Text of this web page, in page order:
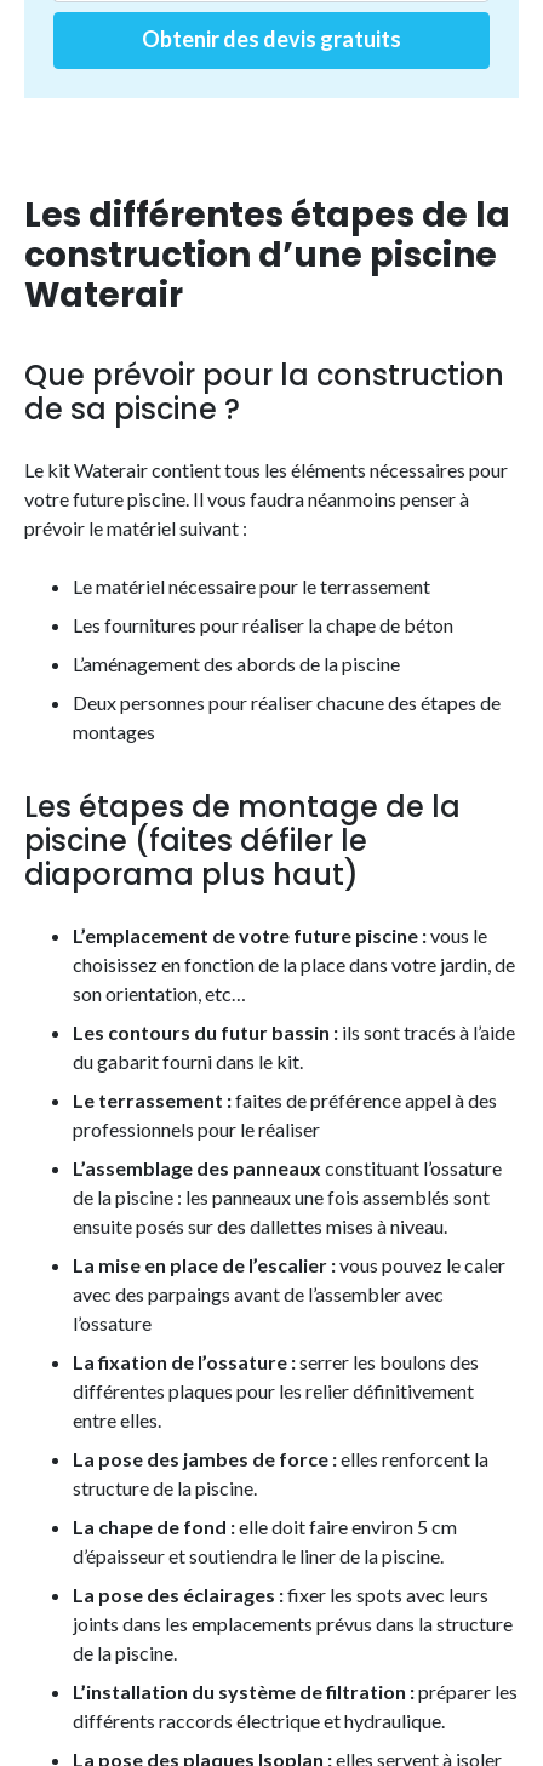
Obtenir des devis gratuits
Les différentes étapes de la
construction d’une piscine
Waterair
Que prévoir pour la construction
de sa piscine ?
Le kit Waterair contient tous les éléments nécessaires pour
votre future piscine. Il vous faudra néanmoins penser à
prévoir le matériel suivant :
Le matériel nécessaire pour le terrassement
Les fournitures pour réaliser la chape de béton
L’aménagement des abords de la piscine
Deux personnes pour réaliser chacune des étapes de
montages
Les étapes de montage de la
piscine (faites défiler le
diaporama plus haut)
L’emplacement de votre future piscine :vous le
choisissez en fonction de la place dans votre jardin, de
son orientation, etc…
Les contours du futur bassin : ils sont tracés à l’aide
du gabarit fourni dans le kit.
Le terrassement :faites de préférence appel à des
professionnels pour le réaliser
L’assemblage des panneaux constituant l’ossature
de la piscine : les panneaux une fois assemblés sont
ensuite posés sur des dallettes mises à niveau.
La mise en place de l’escalier :vous pouvez le caler
avec des parpaings avant de l’assembler avec
l’ossature
La fixation de l’ossature :serrer les boulons des
différentes plaques pour les relier définitivement
entre elles.
La pose des jambes de force :elles renforcent la
structure de la piscine.
La chape de fond :elle doit faire environ 5 cm
d’épaisseur et soutiendra le liner de la piscine.
La pose des éclairages :fixer les spots avec leurs
joints dans les emplacements prévus dans la structure
de la piscine.
L’installation du système de filtration :préparer les
différents raccords électrique et hydraulique.
La pose des plaques Isoplan :elles servent à isoler